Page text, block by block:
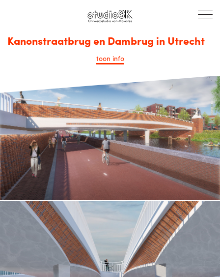
Kanonstraatbrug en Dambrug in Utrecht
toon info